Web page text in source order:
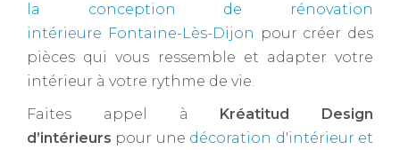
la conception de rénovation
intérieure Fontaine-Lès-Dijon pour créer des
pièces qui vous ressemble et adapter votre
intérieur à votre rythme de vie.
Faites appel à
Kréatitud Design
d’intérieurs pour une décoration d'intérieur et